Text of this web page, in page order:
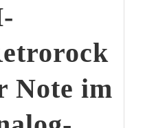
Note im